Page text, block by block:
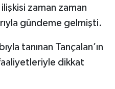
zaman zaman
gündeme gelmişti.
tanınan Tançalan’ın
dikkat